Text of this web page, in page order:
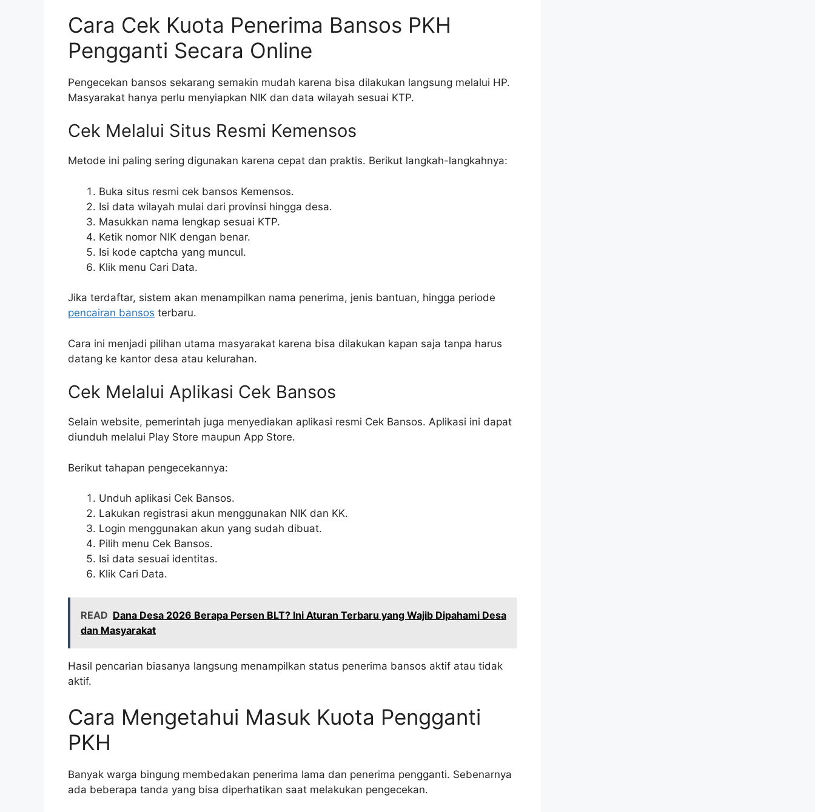
Cara Cek Kuota Penerima Bansos PKH
Pengganti Secara Online
Pengecekan bansos sekarang semakin mudah karena bisa dilakukan langsung melalui HP.
Masyarakat hanya perlu menyiapkan NIK dan data wilayah sesuai KTP.
Cek Melalui Situs Resmi Kemensos
Metode ini paling sering digunakan karena cepat dan praktis. Berikut langkah-langkahnya:
Buka situs resmi cek bansos Kemensos.
Isi data wilayah mulai dari provinsi hingga desa.
Masukkan nama lengkap sesuai KTP.
Ketik nomor NIK dengan benar.
Isi kode captcha yang muncul.
Klik menu Cari Data.
Jika terdaftar, sistem akan menampilkan nama penerima, jenis bantuan, hingga periode
pencairan bansos terbaru.
Cara ini menjadi pilihan utama masyarakat karena bisa dilakukan kapan saja tanpa harus
datang ke kantor desa atau kelurahan.
Cek Melalui Aplikasi Cek Bansos
Selain website, pemerintah juga menyediakan aplikasi resmi Cek Bansos. Aplikasi ini dapat
diunduh melalui Play Store maupun App Store.
Berikut tahapan pengecekannya:
Unduh aplikasi Cek Bansos.
Lakukan registrasi akun menggunakan NIK dan KK.
Login menggunakan akun yang sudah dibuat.
Pilih menu Cek Bansos.
Isi data sesuai identitas.
Klik Cari Data.
READ Dana Desa 2026 Berapa Persen BLT? Ini Aturan Terbaru yang Wajib Dipahami Desa
dan Masyarakat
Hasil pencarian biasanya langsung menampilkan status penerima bansos aktif atau tidak
aktif.
Cara Mengetahui Masuk Kuota Pengganti
PKH
Banyak warga bingung membedakan penerima lama dan penerima pengganti. Sebenarnya
ada beberapa tanda yang bisa diperhatikan saat melakukan pengecekan.